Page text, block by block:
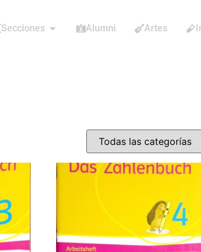
Secciones Alumni Artes